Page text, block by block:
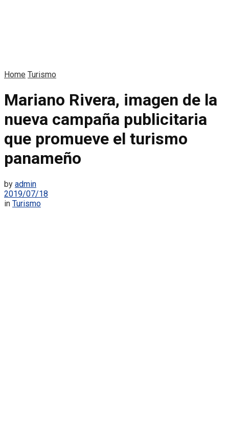
Home Turismo
Mariano Rivera, imagen de la
nueva campaña publicitaria
que promueve el turismo
panameño
by admin
2019/07/18
in Turismo